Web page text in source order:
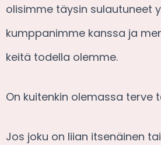
olisimme täysin sulautuneet
kumppanimme kanssa ja
keitä todella olemme.
On kuitenkin olemassa terve
Jos joku on liian itsenäinen